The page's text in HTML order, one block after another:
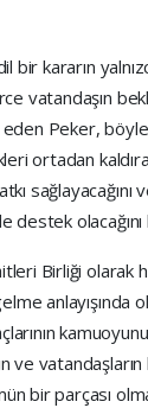
bir kararın
vatandaşın
Peker, böyle
ortadan
sağlayacağını
destek
Birliği olarak
anlayışında
vatandaşların
bir parçası